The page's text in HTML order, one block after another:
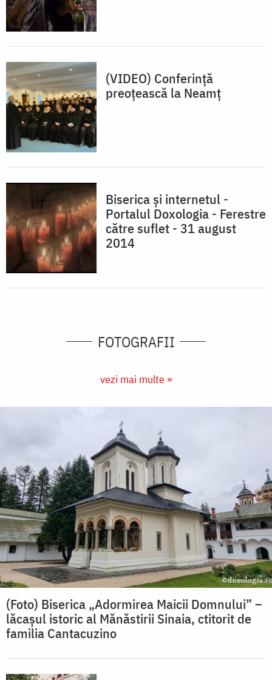
(VIDEO) Conferință
preoțească la Neamț
Biserica și internetul -
Portalul Doxologia - Ferestre
către suflet - 31 august
2014
FOTOGRAFII
vezi mai multe »
(Foto) Biserica „Adormirea Maicii Domnului” –
lăcașul istoric al Mănăstirii Sinaia, ctitorit de
familia Cantacuzino